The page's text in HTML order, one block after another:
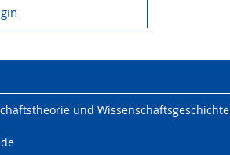
und Wissenschaftsgeschichte